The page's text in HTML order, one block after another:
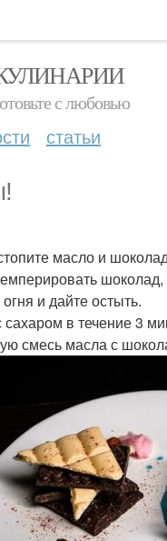
с любовью
статьи
масло и
и дайте остыть.
в течение 3
смесь масла с